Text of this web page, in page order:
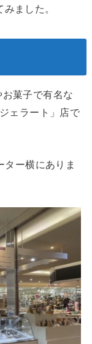
ました。
菓子で有名な
ェラート」店で
ー横にありま